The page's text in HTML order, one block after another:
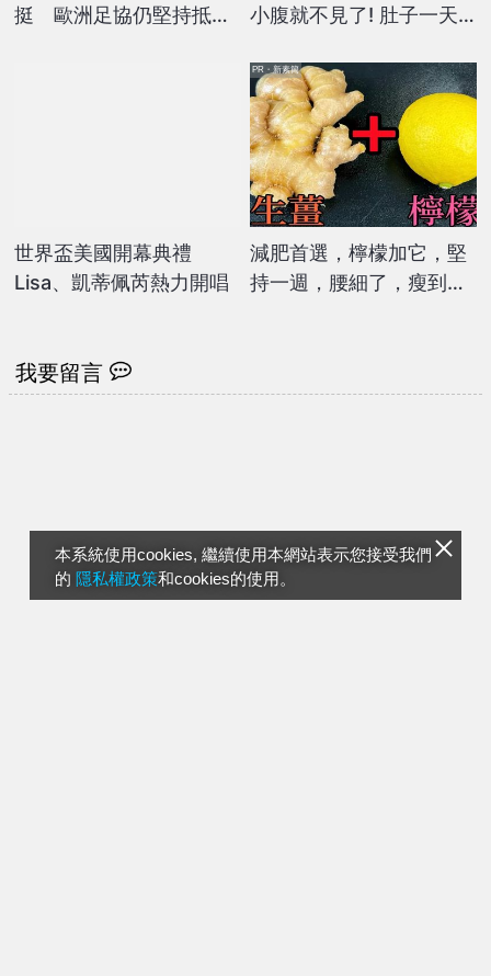
本系統使用cookies, 繼續使用本網站表示您接受我們
的 隱私權政策和cookies的使用。
挺 歐洲足協仍堅持抵制
小腹就不見了! 肚子一天
世界盃美國開幕典禮
Lisa、凱蒂佩芮熱力開唱
減肥首選，檸檬加它，堅
持一週，腰細了，瘦到你
PR・新素簡
我要留言